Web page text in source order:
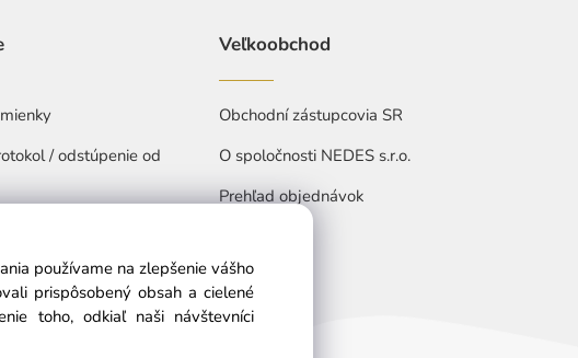
/ odstúpenie od
Veľkoobchod
Obchodní zástupcovia SR
O spoločnosti NEDES s.r.o.
Prehľad objednávok
používame na zlepšenie vášho
prispôsobený obsah a cielené
toho, odkiaľ naši návštevníci